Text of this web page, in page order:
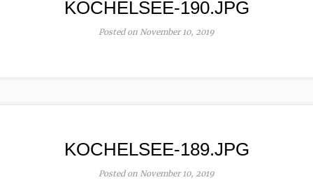
KOCHELSEE-190.JPG
Posted on November 10, 2019
KOCHELSEE-189.JPG
Posted on November 10, 2019